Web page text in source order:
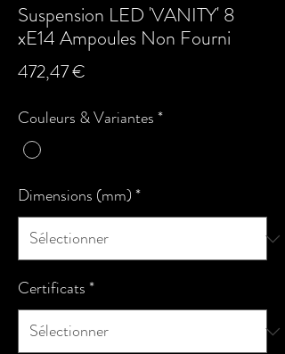
Suspension LED 'VANITY' 8
xE14 Ampoules Non Fourni
472,47 €
Couleurs & Variantes*
Dimensions (mm)*
Certificats*